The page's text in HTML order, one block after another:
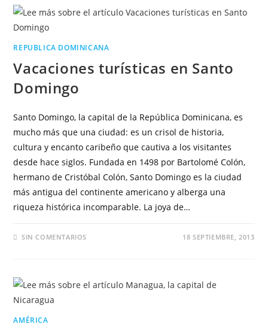
REPUBLICA DOMINICANA
Vacaciones turísticas en Santo
Domingo
Santo Domingo, la capital de la República Dominicana, es
mucho más que una ciudad: es un crisol de historia,
cultura y encanto caribeño que cautiva a los visitantes
desde hace siglos. Fundada en 1498 por Bartolomé Colón,
hermano de Cristóbal Colón, Santo Domingo es la ciudad
más antigua del continente americano y alberga una
riqueza histórica incomparable. La joya de…
SIN COMENTARIOS 18 SEPTIEMBRE, 2013
AMÉRICA